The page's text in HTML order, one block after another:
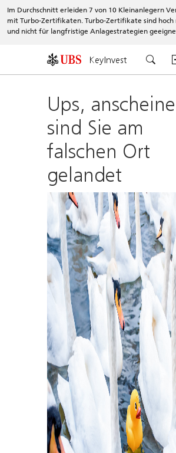
Im Durchschnitt erleiden 7 von 10 Kleinanlegern
mit Turbo-Zertifikaten. Turbo-Zertifikate sind hoch
und nicht für langfristige Anlagestrategien
KeyInvest
Ups,
sind Sie am
falschen Ort
gelandet